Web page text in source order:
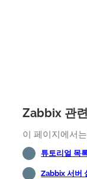
Zabbix 관
이 페이지에서
튜토리얼 목
Zabbix 서버